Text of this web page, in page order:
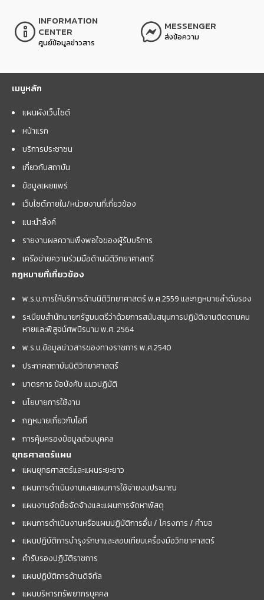
INFORMATION
CENTER
ศูนย์ข้อมูลข่าวสาร
MESSENGER
ส่งข้อความ
เมนูหลัก
แผนผังเว็บไซต์
หน้าแรก
บริการประชาชน
เกี่ยวกับสถาบัน
ข้อมูลเผยแพร่
เว็บไซต์ภายใน/หน่วยงานที่เกี่ยวข้อง
แนะนำลิ้งค์
รายงานผลความพึงพอใจของผู้รับบริการ
เครือข่ายความร่วมมือด้านนิติวิทยาศาสตร์
กฎหมายที่เกี่ยวข้อง
พ.ร.บ.การให้บริการด้านนิติวิทยาศาสตร์ พ.ศ.2559 และกฏหมายลำดับรอง
ระเบียบสำนักนายกรัฐมนตรีว่าด้วยการสนับสนุนการปฏิบัติงานติดตามคน
หายและพิสูจน์ศพนิรนาม พ.ศ. 2564
พ.ร.บ.ข้อมูลข่าวสารของทางราชการ พ.ศ.2540
ประกาศสถาบันนิติวิทยาศาสตร์
มาตรการ ข้อบังคับ แนวปฏิบัติ
นโยบายการใช้งาน
กฎหมายเกี่ยวกับไอที
การคุ้มครองข้อมูลส่วนบุคคล
ยุทธศาสตร์แผน
แผนยุทธศาสตร์และแผนระยะยาว
แผนการดำเนินงานและแผนการใช้จ่ายงบประมาณ
แผนงานจัดซื้อจัดจ้างและแผนการจัดหาพัสดุ
แผนการดำเนินงานหรือแผนปฏิบัติการอื่น / โครงการ / คำขอ
แผนปฏิบัติการบำรุงรักษาและสอบเทียบเครื่องมือวิทยาศาสตร์
คำรับรองปฏิบัติราชการ
แผนปฏิบัติการด้านดิจิทัล
แผนบริหารทรัพยากรบุคคล